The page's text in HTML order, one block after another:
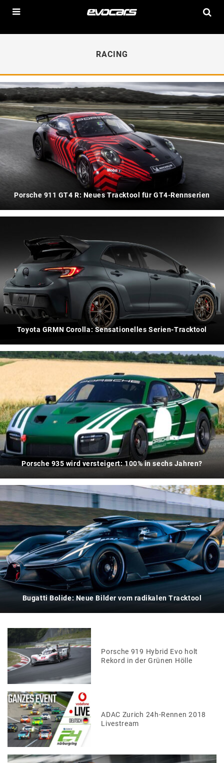
RACING
Porsche 911 GT4 R: Neues Tracktool für GT4-Rennserien
Toyota GRMN Corolla: Sensationelles Serien-Tracktool
Porsche 935 wird versteigert: 100% in sechs Jahren?
Bugatti Bolide: Neue Bilder vom radikalen Tracktool
Porsche 919 Hybrid Evo holt
Rekord in der Grünen Hölle
ADAC Zurich 24h-Rennen 2018
Livestream